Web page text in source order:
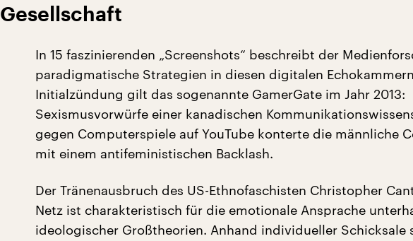
Gesellschaft
In 15 faszinierenden „Screenshots“ beschreibt der
paradigmatische Strategien in diesen digitalen
Initialzündung gilt das sogenannte GamerGate im Jahr 2013:
Sexismusvorwürfe einer kanadischen
gegen Computerspiele auf YouTube konterte die männliche
mit einem antifeministischen Backlash.
Der Tränenausbruch des US-Ethnofaschisten Christopher
Netz ist charakteristisch für die emotionale Ansprache
ideologischer Großtheorien. Anhand individueller Schicksale